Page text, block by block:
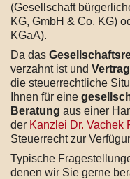
(Gesellschaft
KG, GmbH & Co. KG)
KGaA).
Da das
verzahnt ist und
die steuerrechtliche
Ihnen für eine
Beratung aus einer
der Kanzlei Dr. Vachek
Steuerrecht zur
Typische
denen wir Sie gerne